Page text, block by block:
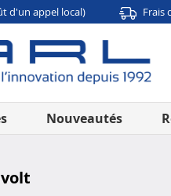
d'un appel local) Frais
Nouveautés